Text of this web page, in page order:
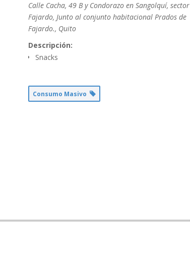
Calle Cacha, 49 B y Condorazo en Sangolquí, sector
Fajardo, Junto al conjunto habitacional Prados de
Fajardo., Quito
Descripción:
Snacks
Consumo Masivo